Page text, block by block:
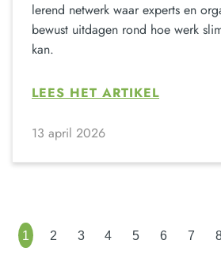
lerend netwerk waar experts en
bewust uitdagen rond hoe werk
kan.
LEES HET ARTIKEL
13 april 2026
1 2 3 4 5 6 7